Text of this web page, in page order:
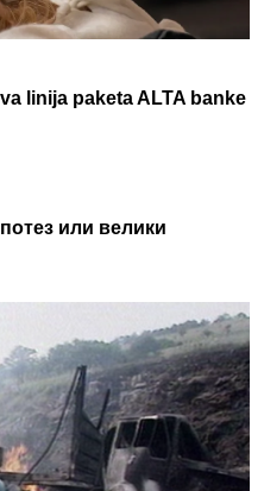
linija paketa ALTA banke
или велики